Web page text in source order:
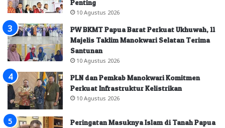
Penting
10 Agustus 2026
PW BKMT Papua Barat Perkuat Ukhuwah, 11
Majelis Taklim Manokwari Selatan Terima
Santunan
10 Agustus 2026
PLN dan Pemkab Manokwari Komitmen
Perkuat Infrastruktur Kelistrikan
10 Agustus 2026
Peringatan Masuknya Islam di Tanah Papua